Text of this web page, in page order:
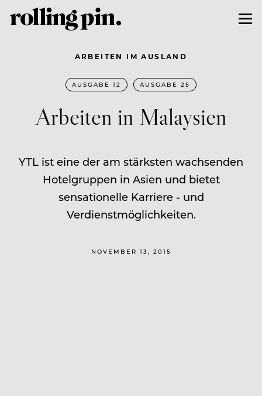
ARBEITEN IM AUSLAND
AUSGABE 12 AUSGABE 25
Arbeiten in Malaysien
YTL ist eine der am stärksten wachsenden
Hotelgruppen in Asien und bietet
sensationelle Karriere - und
Verdienstmöglichkeiten.
NOVEMBER 13, 2015